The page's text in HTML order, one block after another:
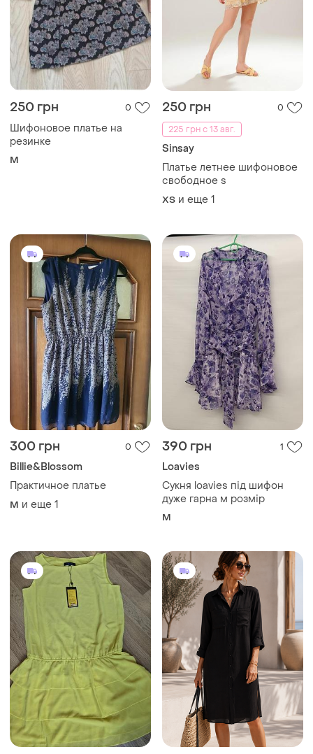
250 грн 0
Шифоновое платье на
резинке
M
250 грн
0
225 грн с 13 авг.
Sinsay
Платье летнее шифоновое
свободное s
ХS и еще 1
300 грн 0
Billie&Blossom
Практичное платье
M и еще 1
390 грн 1
Loavies
Сукня loavies під шифон
дуже гарна м розмір
M